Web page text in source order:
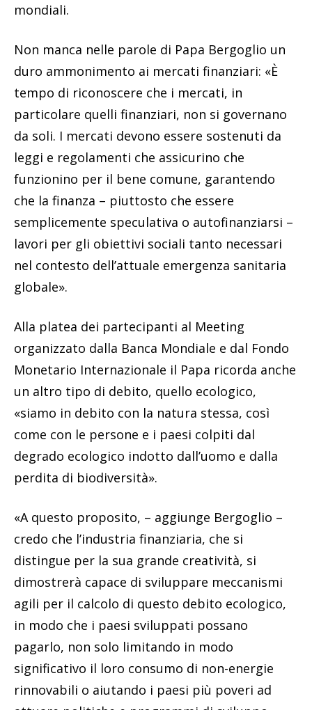
mondiali.
Non manca nelle parole di Papa Bergoglio un
duro ammonimento ai mercati finanziari: «È
tempo di riconoscere che i mercati, in
particolare quelli finanziari, non si governano
da soli. I mercati devono essere sostenuti da
leggi e regolamenti che assicurino che
funzionino per il bene comune, garantendo
che la finanza – piuttosto che essere
semplicemente speculativa o autofinanziarsi –
lavori per gli obiettivi sociali tanto necessari
nel contesto dell’attuale emergenza sanitaria
globale».
Alla platea dei partecipanti al Meeting
organizzato dalla Banca Mondiale e dal Fondo
Monetario Internazionale il Papa ricorda anche
un altro tipo di debito, quello ecologico,
«siamo in debito con la natura stessa, così
come con le persone e i paesi colpiti dal
degrado ecologico indotto dall’uomo e dalla
perdita di biodiversità».
«A questo proposito, – aggiunge Bergoglio –
credo che l’industria finanziaria, che si
distingue per la sua grande creatività, si
dimostrerà capace di sviluppare meccanismi
agili per il calcolo di questo debito ecologico,
in modo che i paesi sviluppati possano
pagarlo, non solo limitando in modo
significativo il loro consumo di non-energie
rinnovabili o aiutando i paesi più poveri ad